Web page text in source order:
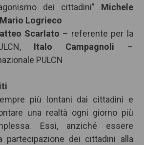
dei cittadini” Michele
Logrieco
Scarlato – referente per la
Italo Campagnoli –
PULCN
più lontani dai cittadini e
una realtà ogni giorno più
Essi, anziché essere
partecipazione dei cittadini alla